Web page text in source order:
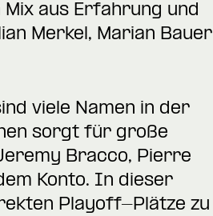
aus Erfahrung und
Merkel, Marian Bauer
viele Namen in der
sorgt für große
Bracco, Pierre
Konto. In dieser
Playoff-Plätze zu